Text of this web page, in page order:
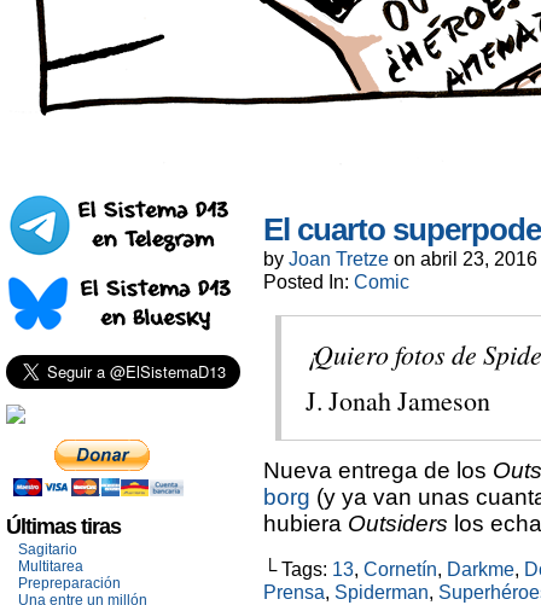
Últimas tiras
Sagitario
Multitarea
Prepreparación
Una entre un millón
El cuarto
by Joan Tretze on abril 23, 2016
Posted In: Comic
¡Quiero fotos de
J. Jonah Jameson
Nueva entrega de los
borg (y ya van unas
hubiera Outsiders los
└ Tags: 13, Cornetín, Darkme,
Prensa, Spiderman,